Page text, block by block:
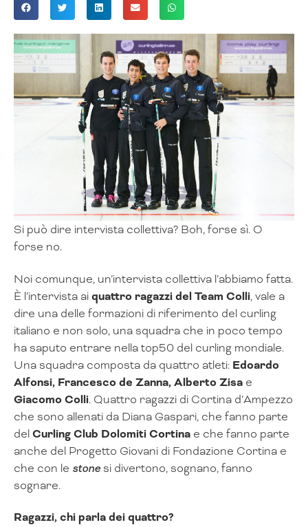
Si può dire intervista collettiva? Boh, forse sì. O
forse no.
Noi comunque, un’intervista collettiva l’abbiamo fatta.
È l’intervista aiquattro ragazzi del Team Colli, vale a
dire una delle formazioni di riferimento del curling
italiano e non solo, una squadra che in poco tempo
ha saputo entrare nella top50 del curling mondiale.
Una squadra composta da quattro atleti: Edoardo
Alfonsi, Francesco de Zanna, Alberto Zisa e
Giacomo Colli. Quattro ragazzi di Cortina d’Ampezzo
che sono allenati da Diana Gaspari, che fanno parte
delCurling Club Dolomiti Cortina e che fanno parte
anche del Progetto Giovani di Fondazione Cortina e
che con le stone si divertono, sognano, fanno
sognare.
Ragazzi, chi parla dei quattro?